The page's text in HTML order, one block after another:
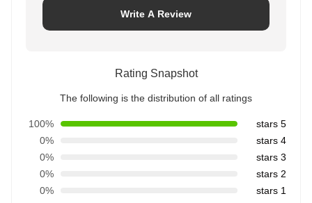
Write A Review
Rating Snapshot
The following is the distribution of all ratings
5 stars
100%
4 stars
0%
3 stars
0%
2 stars
0%
1 stars
0%